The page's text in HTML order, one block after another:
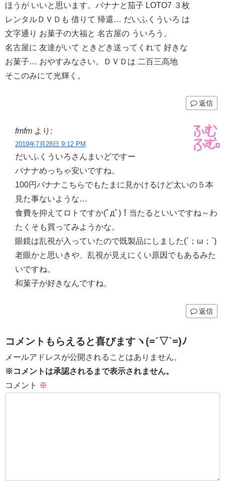
ほうが いいと思います。バナナと茄子 LOTO7 ３枚
レンタルＤＶＤも 借りて 帰還… だいふくういろ は
文字通り お菓子の大福と 名古屋の ういろう。
名古屋に 友達がいて ときどき送ってくれて 好きな
お菓子… おやすみなさい。ＤＶＤは 二百三高地
そこのみにて光輝く。
返信
fmfm より:
2019年7月28日 9:12 PM
だいふくういろさんまいどですー
バナナめっちゃ安いですね。
100円バナナこちらでもたまに見かけるけど太いの５本
見た事ないような…
食費を抑えてロトですか(ﾟдﾟ)！当たるといいですね～わ
たくそも買ってみようかな。
眼鏡は乱視が入っていたので既製品にしました(´；ω；`)
老眼かと思いきや、乱視が見えにくい原因でもあるみた
いですね。
和菓子が好きなんですね。
返信
コメントもらえると喜びますヽ(=´▽`=)ﾉ
メールアドレスが公開されることはありません。
※コメントは承認されるまで表示されません。
コメント ※